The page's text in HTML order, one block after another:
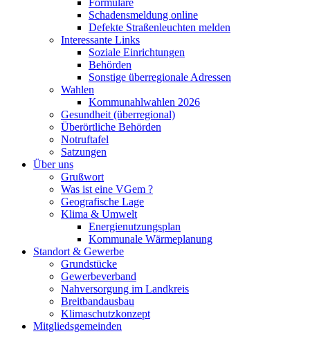
Formulare
Schadensmeldung online
Defekte Straßenleuchten melden
Interessante Links
Soziale Einrichtungen
Behörden
Sonstige überregionale Adressen
Wahlen
Kommunahlwahlen 2026
Gesundheit (überregional)
Überörtliche Behörden
Notruftafel
Satzungen
Über uns
Grußwort
Was ist eine VGem ?
Geografische Lage
Klima & Umwelt
Energienutzungsplan
Kommunale Wärmeplanung
Standort & Gewerbe
Grundstücke
Gewerbeverband
Nahversorgung im Landkreis
Breitbandausbau
Klimaschutzkonzept
Mitgliedsgemeinden